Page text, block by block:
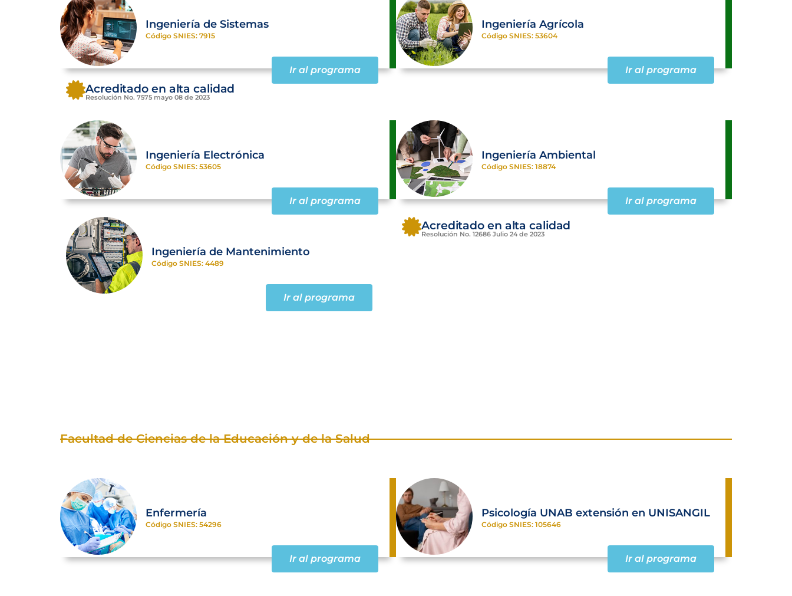
Ingeniería de Sistemas
Código SNIES: 7915
Ir al programa
Ingeniería Agrícola
Código SNIES: 53604
Ir al programa
Acreditado en alta calidad
Resolución No. 7575 mayo 08 de 2023
Ingeniería Electrónica
Código SNIES: 53605
Ir al programa
Ingeniería Ambiental
Código SNIES: 18874
Ir al programa
Ingeniería de Mantenimiento
Código SNIES: 4489
Ir al programa
Acreditado en alta calidad
Resolución No. 12686 Julio 24 de 2023
Facultad de Ciencias de la Educación y de la Salud
Enfermería
Código SNIES: 54296
Ir al programa
Psicología UNAB extensión en UNISANGIL
Código SNIES: 105646
Ir al programa